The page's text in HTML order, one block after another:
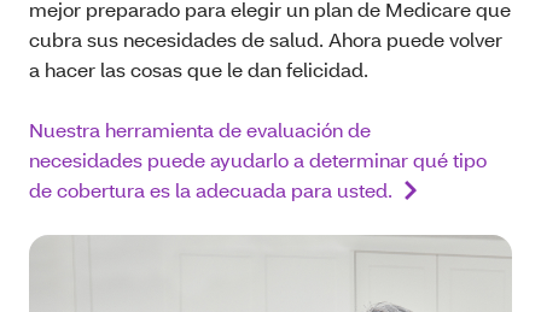
mejor preparado para elegir un plan de Medicare que
cubra sus necesidades de salud. Ahora puede volver
a hacer las cosas que le dan felicidad.
Nuestra herramienta de evaluación de
necesidades puede ayudarlo a determinar qué tipo
de cobertura es la adecuada para usted.